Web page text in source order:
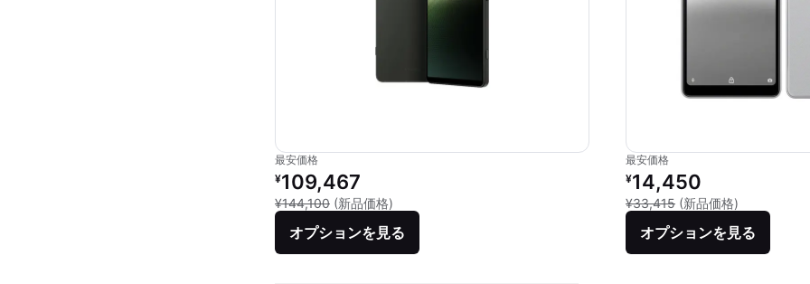
最安価格
リファービッシュ品の価格：
¥109,467
¥144,100 (新品価格)
オプションを見る
最安価格
リファービッシュ品の価格：
¥14,450
¥33,415 (新品価格)
オプションを見る